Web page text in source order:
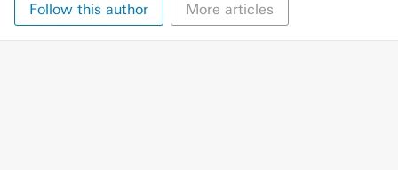
Follow this author More articles